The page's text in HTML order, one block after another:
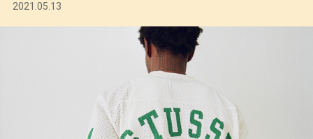
2021.05.13